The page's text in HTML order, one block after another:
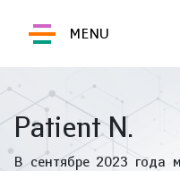
MENU
Patient N.
В сентябре 2023 года